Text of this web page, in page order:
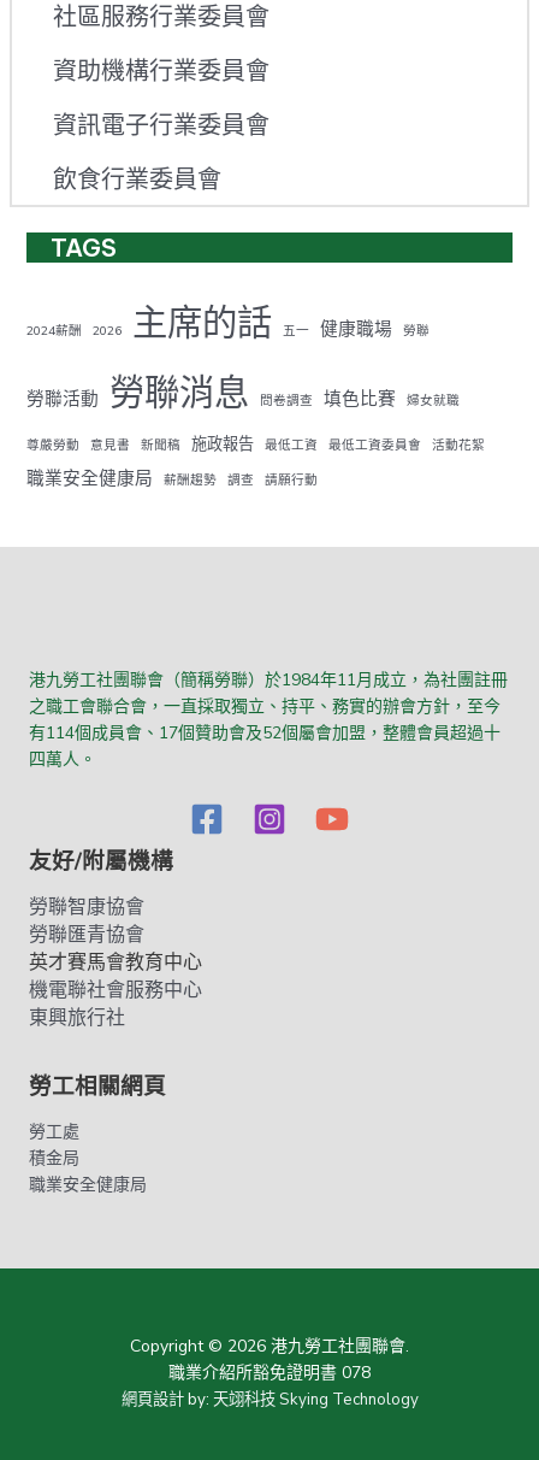
社區服務行業委員會
資助機構行業委員會
資訊電子行業委員會
飲食行業委員會
TAGS
2024薪酬 2026 主席的話 五一 健康職場 勞聯
勞聯活動 勞聯消息 問卷調查 填色比賽 婦女就職
尊嚴勞動 意見書 新聞稿 施政報告 最低工資 最低工資委員會 活動花絮
職業安全健康局 薪酬趨勢 調查 請願行動
港九勞工社團聯會（簡稱勞聯）於1984年11月成立，為社團註冊
之職工會聯合會，一直採取獨立、持平、務實的辦會方針，至今
有114個成員會、17個贊助會及52個屬會加盟，整體會員超過十
四萬人。
友好/附屬機構
勞聯智康協會
勞聯匯青協會
英才賽馬會教育中心
機電聯社會服務中心
東興旅行社
勞工相關網頁
勞工處
積金局
職業安全健康局
Copyright © 2026 港九勞工社團聯會.
職業介紹所豁免證明書 078
網頁設計by: 天翊科技 Skying Technology